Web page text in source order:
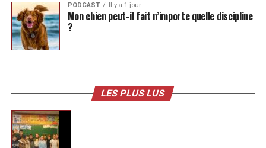
PODCAST Il y a 1 jour
Mon chien peut-il fait n’importe quelle discipline
?
LES PLUS LUS